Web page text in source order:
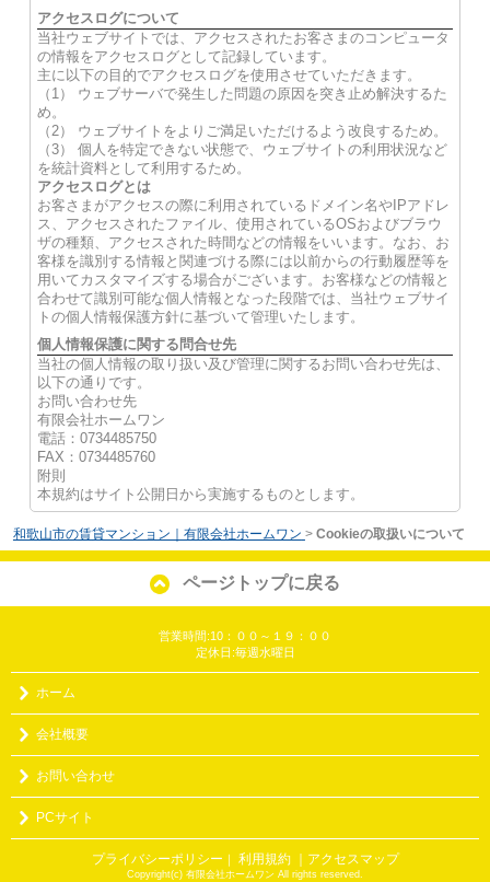
アクセスログについて
当社ウェブサイトでは、アクセスされたお客さまのコンピュータ
の情報をアクセスログとして記録しています。
主に以下の目的でアクセスログを使用させていただきます。
（1） ウェブサーバで発生した問題の原因を突き止め解決するた
め。
（2） ウェブサイトをよりご満足いただけるよう改良するため。
（3） 個人を特定できない状態で、ウェブサイトの利用状況など
を統計資料として利用するため。
アクセスログとは
お客さまがアクセスの際に利用されているドメイン名やIPアドレ
ス、アクセスされたファイル、使用されているOSおよびブラウ
ザの種類、アクセスされた時間などの情報をいいます。なお、お
客様を識別する情報と関連づける際には以前からの行動履歴等を
用いてカスタマイズする場合がございます。お客様などの情報と
合わせて識別可能な個人情報となった段階では、当社ウェブサイ
トの個人情報保護方針に基づいて管理いたします。
個人情報保護に関する問合せ先
当社の個人情報の取り扱い及び管理に関するお問い合わせ先は、
以下の通りです。
お問い合わせ先
有限会社ホームワン
電話：0734485750
FAX：0734485760
附則
本規約はサイト公開日から実施するものとします。
和歌山市の賃貸マンション｜有限会社ホームワン > Cookieの取扱いについて
ページトップに戻る
営業時間:10：００～１９：００
定休日:毎週水曜日
ホーム
会社概要
お問い合わせ
PCサイト
プライバシーポリシー ｜ 利用規約 ｜アクセスマップ
Copyright(c) 有限会社ホームワン All rights reserved.